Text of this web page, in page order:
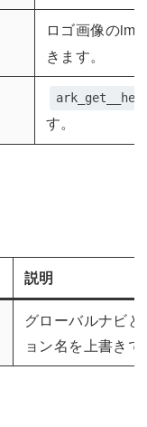
ロゴ画像の
きます。
す。
説明
グローバルナビ
ョン名を上書き